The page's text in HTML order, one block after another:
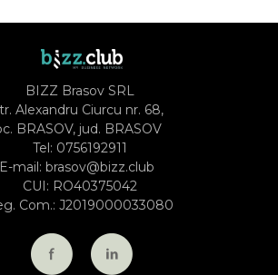
BIZZ Brasov SRL
Alexandru Ciurcu nr. 68,
BRASOV, jud. BRASOV
Tel: 0756192911
E-mail: brasov@bizz.club
CUI: RO40375042
Com.: J2019000033080